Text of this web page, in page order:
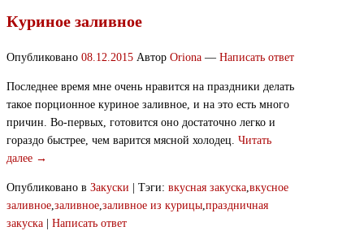
Куриное заливное
Опубликовано 08.12.2015 Автор Oriona — Написать ответ
Последнее время мне очень нравится на праздники делать
такое порционное куриное заливное, и на это есть много
причин. Во-первых, готовится оно достаточно легко и
гораздо быстрее, чем варится мясной холодец. Читать
далее →
Опубликовано в Закуски Тэги: вкусная закуска,вкусное
заливное,заливное,заливное из курицы,праздничная
закуска
Написать ответ